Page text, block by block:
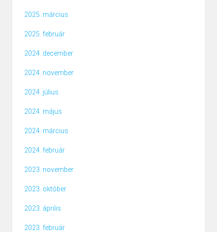
2025. március
2025. február
2024. december
2024. november
2024. július
2024. május
2024. március
2024. február
2023. november
2023. október
2023. április
2023. február